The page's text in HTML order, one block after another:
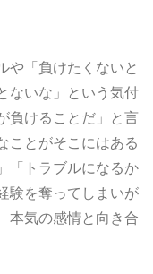
や「負けたくないと
ないな」という気付
負けることだ」と言
ことがそこにはある
「トラブルになるか
験を奪ってしまいが
本気の感情と向き合